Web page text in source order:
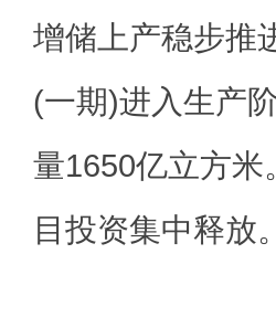
增储上产稳步推
(一期)进入生产
量1650亿立方米
目投资集中释放。